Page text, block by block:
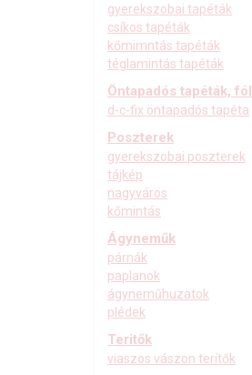
gyerekszobai tapéták
csíkos tapéták
kőmimntás tapéták
téglamintás tapéták
Öntapadós tapéták,
d-c-fix öntapadós tapéta
Poszterek
gyerekszobai poszterek
tájkép
nagyváros
kőmintás
Ágyneműk
párnák
paplanok
ágyneműhuzatok
plédek
Terítők
viaszos vászon terítők